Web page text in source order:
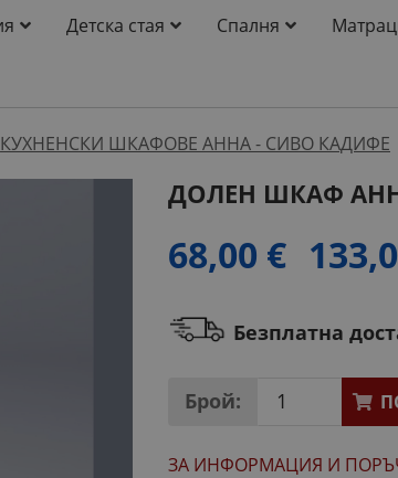
Детска стая Спалня
КУХНЕНСКИ ШКАФОВЕ АННА - СИВО КАДИФЕ
ДОЛЕН ШКАФ
68,00 €
Безплатна
Брой:
ЗА ИНФОРМАЦИЯ И